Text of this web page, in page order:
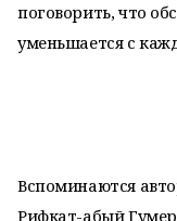
поговорить, что
уменьшается с
Вспоминаются
Рифкат-абый